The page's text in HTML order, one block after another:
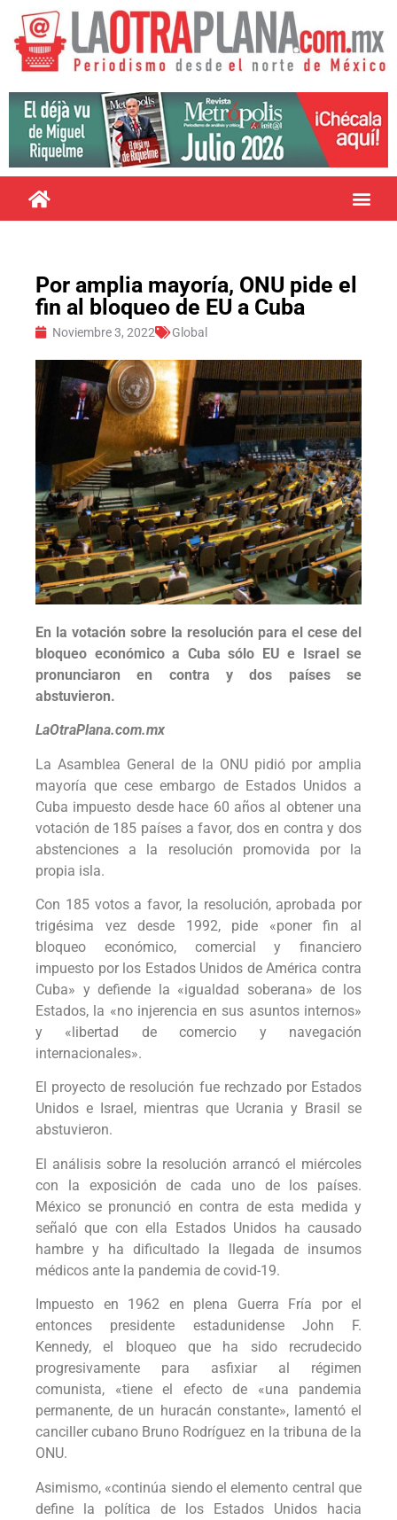
Por amplia mayoría, ONU pide el
fin al bloqueo de EU a Cuba
Noviembre 3, 2022 Global
En la votación sobre la resolución para el cese del
bloqueo económico a Cuba sólo EU e Israel se
pronunciaron en contra y dos países se
abstuvieron.
LaOtraPlana.com.mx
La Asamblea General de la ONU pidió por amplia
mayoría que cese embargo de Estados Unidos a
Cuba impuesto desde hace 60 años al obtener una
votación de 185 países a favor, dos en contra y dos
abstenciones a la resolución promovida por la
propia isla.
Con 185 votos a favor, la resolución, aprobada por
trigésima vez desde 1992, pide «poner fin al
bloqueo económico, comercial y financiero
impuesto por los Estados Unidos de América contra
Cuba» y defiende la «igualdad soberana» de los
Estados, la «no injerencia en sus asuntos internos»
y «libertad de comercio y navegación
internacionales».
El proyecto de resolución fue rechzado por Estados
Unidos e Israel, mientras que Ucrania y Brasil se
abstuvieron.
El análisis sobre la resolución arrancó el miércoles
con la exposición de cada uno de los países.
México se pronunció en contra de esta medida y
señaló que con ella Estados Unidos ha causado
hambre y ha dificultado la llegada de insumos
médicos ante la pandemia de covid-19.
Impuesto en 1962 en plena Guerra Fría por el
entonces presidente estadunidense John F.
Kennedy, el bloqueo que ha sido recrudecido
progresivamente para asfixiar al régimen
comunista, «tiene el efecto de «una pandemia
permanente, de un huracán constante», lamentó el
canciller cubano Bruno Rodríguez en la tribuna de la
ONU.
Asimismo, «continúa siendo el elemento central que
define la política de los Estados Unidos hacia